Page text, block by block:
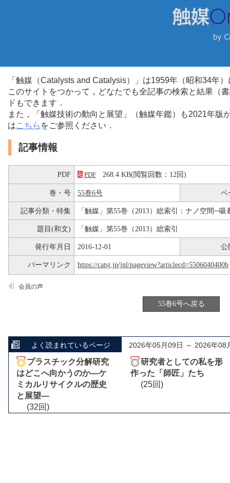
「触媒（Catalysts and Catalysis）」は1959年（昭和34年
このサイトをつかって，どなたでも全記事の検索と結果（
ドもできます．
また，「触媒技術の動向と展望」（触媒年鑑）も2021年
はこちら をご参照ください．
記事情報
PDF PDF 268.4 KB(閲覧回数：12回)
巻・号 55巻6号 ペ
記事分類・特集 「触媒」第55巻（2013）総索引：ナノ空間─
題目(和文) 「触媒」第55巻（2013）総索引
発行年月日 2016-12-01 公
パーマリンク https://catsj.jp/jnl/pageview?articlecd=5506040400b
会員の声
55巻6号へ戻る
よく読まれているページ 2026年05月09日 ～ 2026年08
プラスチック分解研究
はどこへ向かうのか―ケ
ミカルリサイクルの歴史
と展望―
(32回)
研究者としての私を形
作った「師匠」たち
(25回)